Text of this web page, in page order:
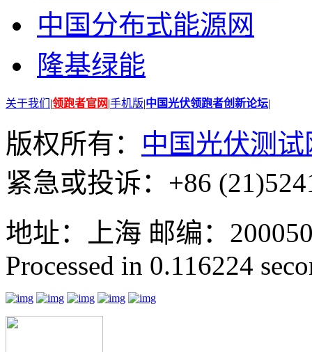
中国分布式能源网
隆基绿能
关于我们 |领跑者官网|手机版|中国光伏领跑者创新论坛|
版权所有： 中国光伏测试
紧急或投诉：+86
地址：上海 邮编：
Processed in 0.116224